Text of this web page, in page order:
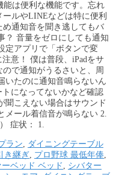
能は便利な機能です。忘れ
ルやLINEなどは特に便利
通知音を聞き逃してもバ
？ 音量をゼロにしても通知
定アプリで「ボタンで変
意！ 僕は普段、iPadをサ
で通知がうるさいと、周
いたのに通知音鳴らないん
になってないかなど確認
聞こえない場合はサウンド
メール着信音が鳴らない 2.
症状： 1.
ラン, ダイニングテーブル
き継ぎ, プロ野球 最低年俸,
ーベッド ベッド , シバター